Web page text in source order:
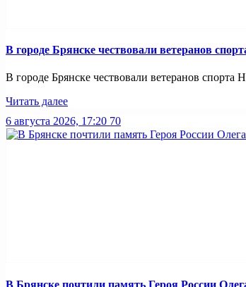
В городе Брянске чествовали ветеранов
В городе Брянске чествовали ветеранов спорта
Читать далее
6 августа 2026, 17:20 70
В Брянске почтили память Героя России